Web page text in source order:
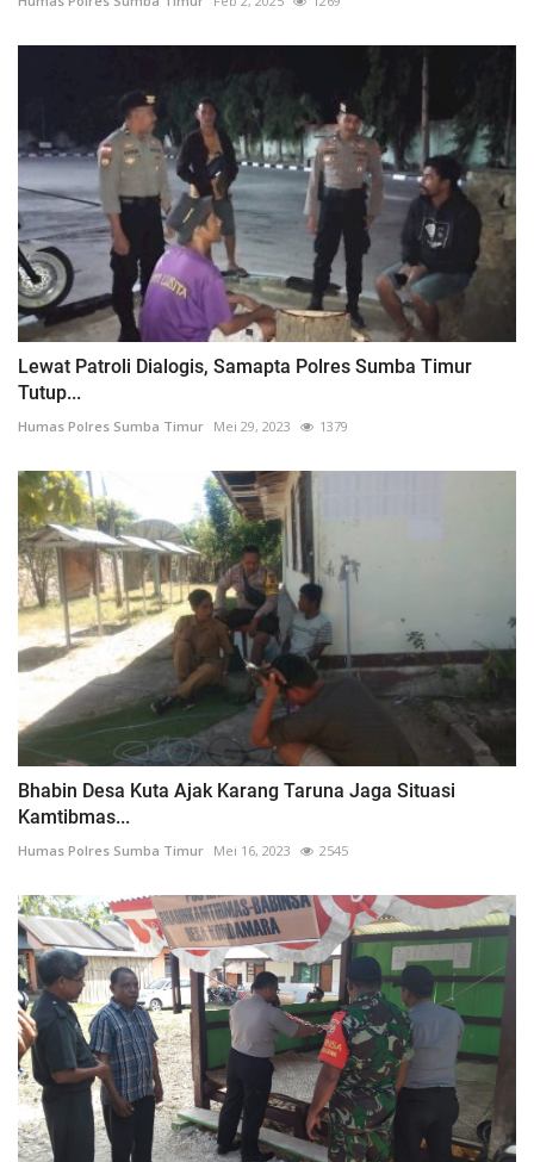
Lewat Patroli Dialogis, Samapta Polres Sumba Timur
Tutup...
Humas Polres Sumba Timur Mei 29, 2023 1379
Bhabin Desa Kuta Ajak Karang Taruna Jaga Situasi
Kamtibmas...
Humas Polres Sumba Timur Mei 16, 2023 2545